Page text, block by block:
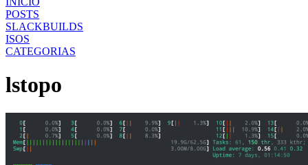
POSTS
SLACKBUILDS
ISOS
CATEGORIAS
lstopo